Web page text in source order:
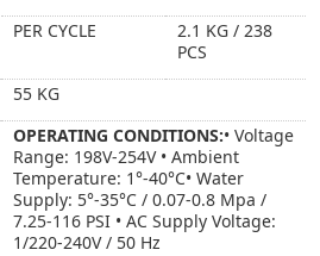
PER CYCLE
2.1 KG / 238
PCS
55 KG
OPERATING CONDITIONS:• Voltage
Range: 198V-254V • Ambient
Temperature: 1°-40°C• Water
Supply: 5°-35°C / 0.07-0.8 Mpa /
7.25-116 PSI • AC Supply Voltage:
1/220-240V / 50 Hz